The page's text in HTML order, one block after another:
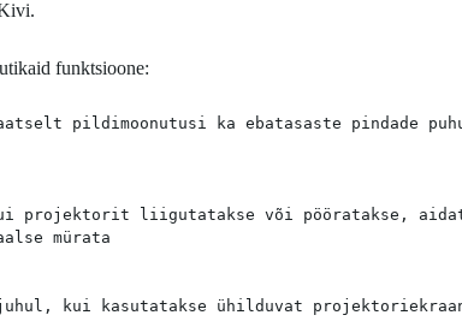
funktsioone:
pildimoonutusi ka ebatasaste pindade
projektorit liigutatakse või pööratakse,
mürata
kui kasutatakse ühilduvat